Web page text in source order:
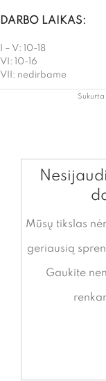
DARBO LAIKAS:
I – V: 10-18
VI: 10-16
VII: nedirbame
Sukurta
Mūsų tikslas
geriausią
Gaukite